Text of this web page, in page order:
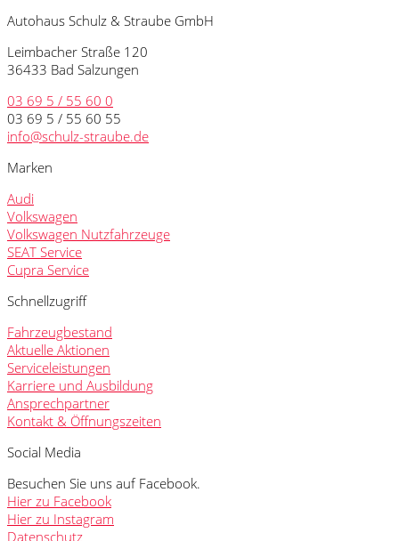
Autohaus Schulz & Straube GmbH
Leimbacher Straße 120
36433 Bad Salzungen
03 69 5 / 55 60 0
03 69 5 / 55 60 55
info@schulz-straube.de
Marken
Audi
Volkswagen
Volkswagen Nutzfahrzeuge
SEAT Service
Cupra Service
Schnellzugriff
Fahrzeugbestand
Aktuelle Aktionen
Serviceleistungen
Karriere und Ausbildung
Ansprechpartner
Kontakt & Öffnungszeiten
Social Media
Besuchen Sie uns auf Facebook.
Hier zu Facebook
Hier zu Instagram
Datenschutz